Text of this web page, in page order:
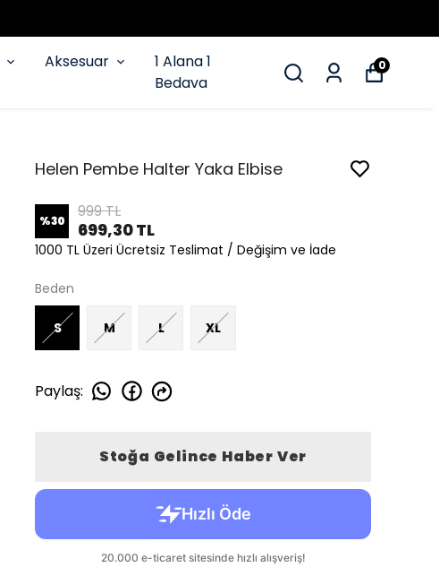
Aksesuar
1 Alana 1
Bedava
0
Helen Pembe Halter Yaka Elbise
%30 999 TL
699,30 TL
1000 TL Üzeri Ücretsiz Teslimat / Değişim ve İade
Beden
S M L XL
Paylaş:
Stoğa Gelince Haber Ver